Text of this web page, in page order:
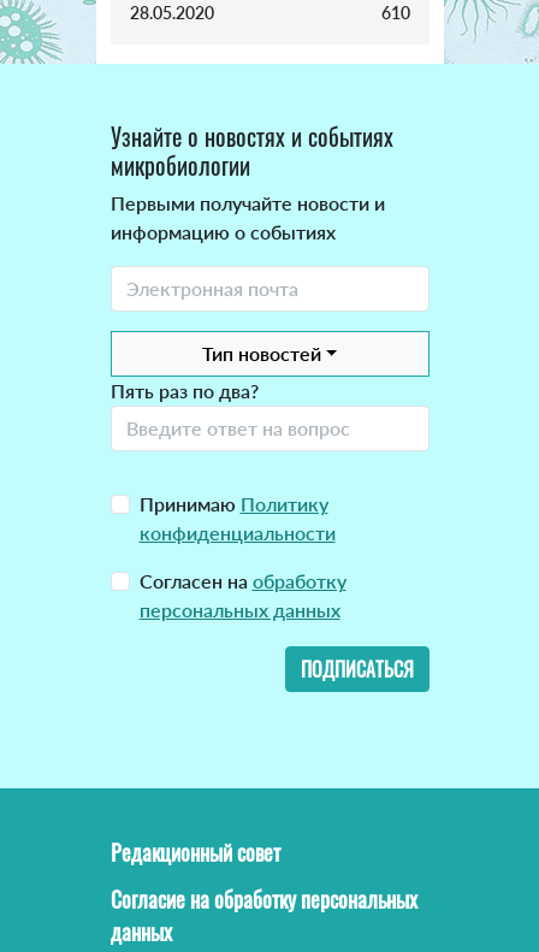
28.05.2020 610
Узнайте о новостях и событиях
микробиологии
Первыми получайте новости и
информацию о событиях
Тип новостей
Пять раз по два?
Принимаю Политику
конфиденциальности
Согласен на обработку
персональных данных
ПОДПИСАТЬСЯ
Редакционный совет
Согласие на обработку персональных
данных